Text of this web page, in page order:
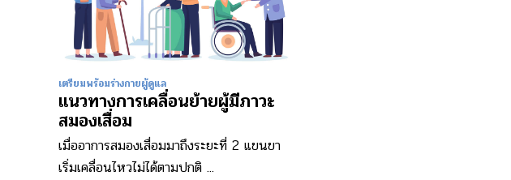
เตรียมพร้อมร่างกายผู้ดูแล
แนวทางการเคลื่อนย้ายผู้มีภาวะ
สมองเสื่อม
เมื่ออาการสมองเสื่อมมาถึงระยะที่ 2 แขนขา
เริ่มเคลื่อนไหวไม่ได้ตามปกติ ...